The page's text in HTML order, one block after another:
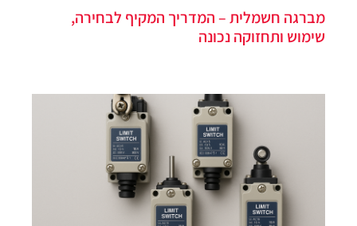
מברגה חשמלית – המדריך המקיף לבחירה,
שימוש ותחזוקה נכונה